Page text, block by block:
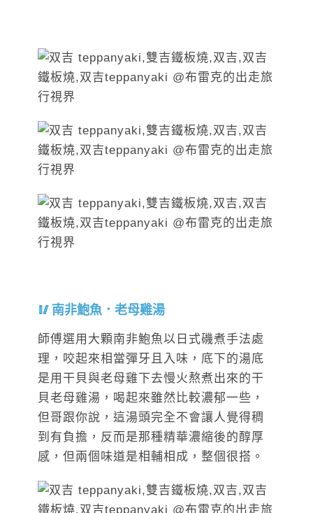
南非鮑魚．老母雞湯
師傅選用大顆南非鮑魚以日式磯煮手法處
理，咬起來相當彈牙且入味，底下的湯底
是用干貝與老母雞下去慢火熬煮出來的干
貝老母雞湯，喝起來雖然比較濃郁一些，
但哥跟你說，這湯頭完全不會讓人覺得稠
到有負擔，反而是那種精華濃縮後的醇厚
感，但兩個味道是相輔相成，整個很搭。